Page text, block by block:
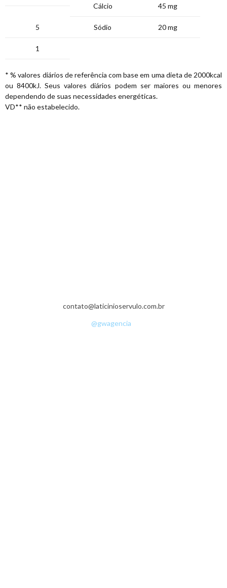
Cálcio 45 mg
5 Sódio 20 mg
1
* % valores diários de referência com base em uma dieta de 2000kcal
ou 8400kJ. Seus valores diários podem ser maiores ou menores
dependendo de suas necessidades energéticas.
VD** não estabelecido.
contato@laticinioservulo.com.br
@gwagencia